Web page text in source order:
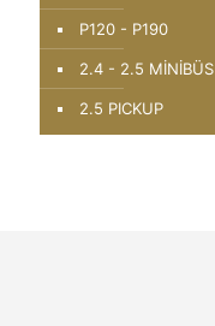
P120 - P190
2.4 - 2.5 MİNİBÜS
2.5 PICKUP